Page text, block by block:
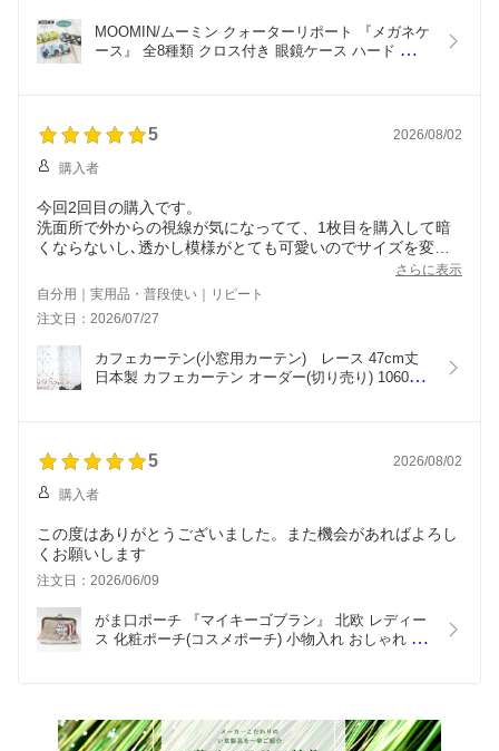
自分の分も欲しくなってしまいます。
MOOMIN/ムーミン クォーターリポート 『メガネケ
ース』 全8種類 クロス付き 眼鏡ケース ハード 北欧
5 2026/08/02
購入者
今回2回目の購入です。
洗面所で外からの視線が気になってて、1枚目を購入して暗
くならないし､透かし模様がとても可愛いのでサイズを変え
て購入しました。少し外が見えますが全く気にならず返って
安心です。今､３枚目の購入を検討中です。
さらに表示
自分用｜実用品・普段使い｜リピート
注文日：2026/07/27
カフェカーテン(小窓用カーテン)　レース 47cm丈
日本製 カフェカーテン オーダー(切り売り) 10602
5 2026/08/02
購入者
この度はありがとうございました。また機会があればよろし
くお願いします
注文日：2026/06/09
がま口ポーチ 『マイキーゴブラン』 北欧 レディー
ス 化粧ポーチ(コスメポーチ) 小物入れ おしゃれ か